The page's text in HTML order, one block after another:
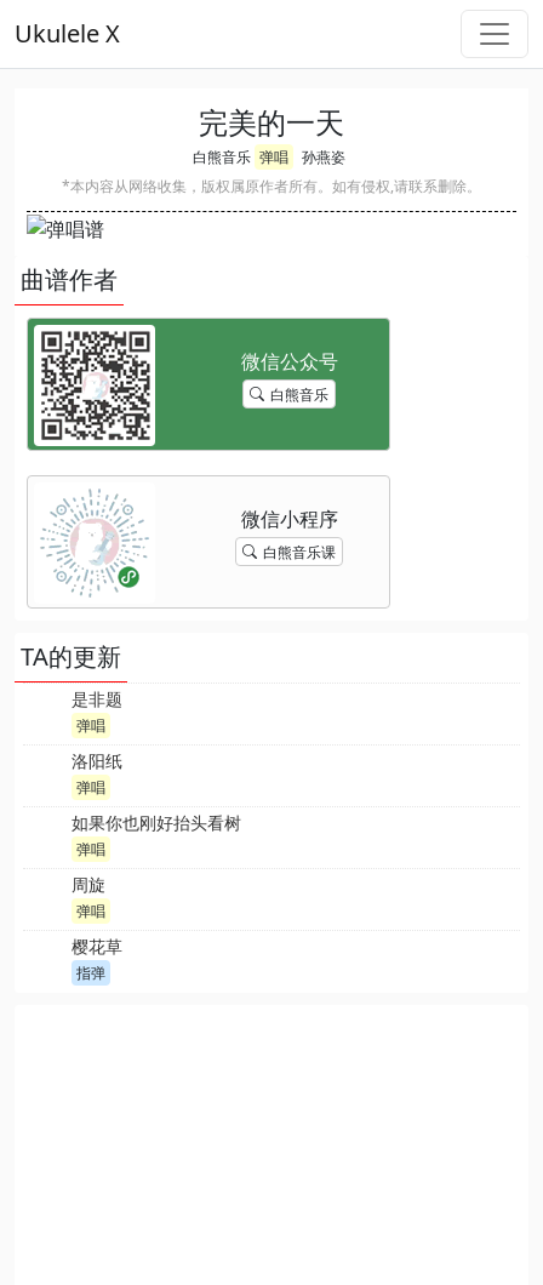
Ukulele X
完美的一天
白熊音乐 弹唱
孙燕姿
*本内容从网络收集，版权属原作者所有。如有侵权,请联系删除。
曲谱作者
白熊音乐
白熊音乐课
TA的更新
是非题
弹唱
洛阳纸
弹唱
如果你也刚好抬头看树
弹唱
周旋
弹唱
樱花草
指弹